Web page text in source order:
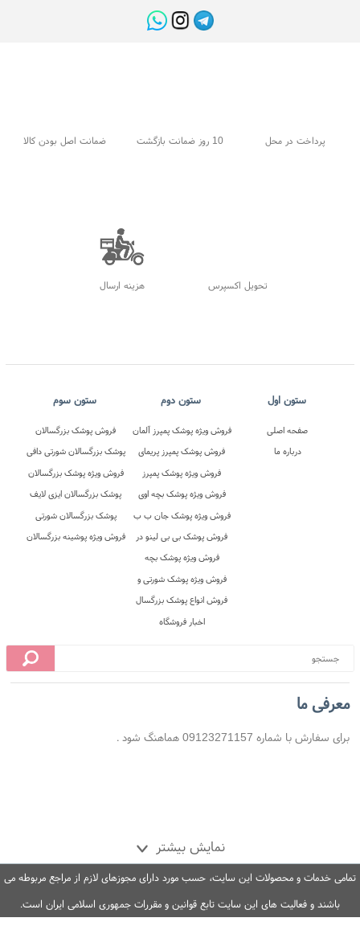
معرفی ما
برای سفارش با شماره 09123271157 هماهنگ شود .
نمایش بیشتر
تمامی خدمات و محصولات این سایت، حسب مورد دارای مجوزهای لازم از مراجع مربوطه می
باشند و فعالیت های این سایت تابع قوانین و مقررات جمهوری اسلامی ایران است.